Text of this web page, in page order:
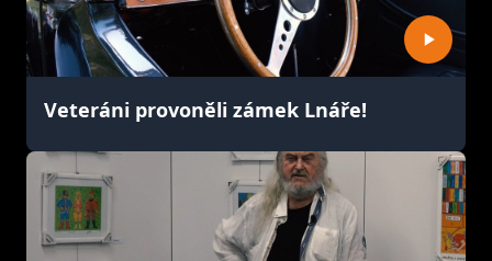
Veteráni provoněli zámek Lnáře!